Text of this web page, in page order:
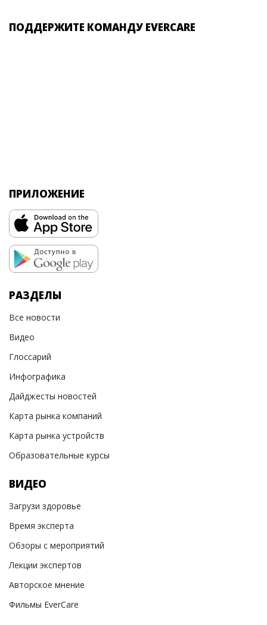
ПОДДЕРЖИТЕ КОМАНДУ EVERCARE
ПРИЛОЖЕНИЕ
РАЗДЕЛЫ
Все новости
Видео
Глоссарий
Инфографика
Дайджесты новостей
Карта рынка компаний
Карта рынка устройств
Образовательные курсы
ВИДЕО
Загрузи здоровье
Время эксперта
Обзоры с мероприятий
Лекции экспертов
Авторское мнение
Фильмы EverCare